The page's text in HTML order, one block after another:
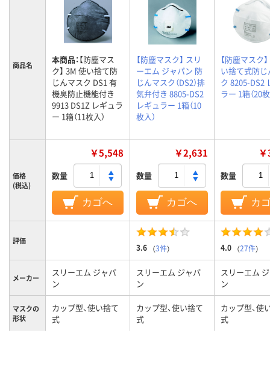
商品名 本商品：【防塵マス
ク】 3M 使い捨て防
じんマスク DS1 有
機臭防止機能付き
9913 DS1Z レギュラ
ー 1箱（11枚入）
【防塵マスク】 スリ
ーエム ジャパン 防
じんマスク（DS2）排
気弁付き 8805-DS2
レギュラー 1箱（10
枚入）
【防塵マスク
い捨て式防
ク 8205-DS2
ラー 1箱（20
価格
(税込)
￥5,548
数量
カゴへ
￥2,631
数量
カゴへ
数量
カ
評価
3.6 （3件） 4.0 （27件）
メーカー
スリーエム ジャパ
ン
スリーエム ジャパ
ン
スリーエム
ン
マスクの
形状
カップ型、使い捨て
式
カップ型、使い捨て
式
カップ型、使
式